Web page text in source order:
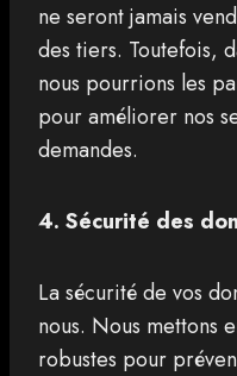
ne seront jamais
des tiers. Toutefois,
nous pourrions les
pour améliorer nos
demandes.
4. Sécurité des
La sécurité de vos
nous. Nous mettons
robustes pour